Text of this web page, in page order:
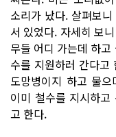
소리가 났다. 살펴보
서 있었다. 자세히 보
무들 어디 가는데 하
수를 지원하러 간다고
도망병이지 하고 물
이미 철수를 지시하
고 한다.